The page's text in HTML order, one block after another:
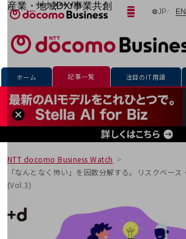
産業・地域DX/事業共創
OPEN HUB for Plural Futures
自律・分散・協調型社会の実現を目指し、
「社会可能性」を探究・実装する事業共創エコシステ
OPEN HUB for Plural Futuresとは
イベント/ウェビナー
記事コンテンツ
プレイヤー(カタリスト/パートナー企業)
事例
Smart World
産業・地域DXプラットフォーマーとして
企業と地域が持続成長する社会を目指します
Smart City
Smart Education
Smart Healthcare
Smart Mobility
Smart Worksite
生成AI(Generative AI)
JP日本語
EN
サイト内検索
開く
メニュー
開く
フリーワードを入力して探す
フリーワードでNTTドコモビジネスの
ホーム 記事一覧 注目のIT用語
NTT docomo Business Watch
「なんとなく怖い」を因数分解する。リスクベー
(Vol.3)